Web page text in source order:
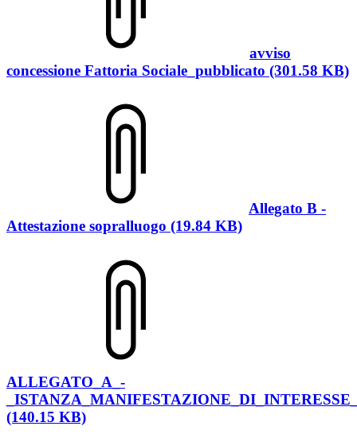
avviso
concessione Fattoria Sociale_pubblicato (301.58 KB)
Allegato B -
Attestazione sopralluogo (19.84 KB)
ALLEGATO_A_-
(140.15 KB)